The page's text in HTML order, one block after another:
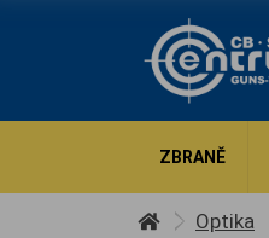
ZBRANĚ
Optika